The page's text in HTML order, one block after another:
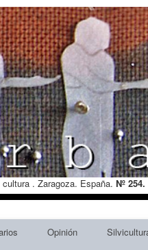
. Zaragoza. España. Nº
Opinión